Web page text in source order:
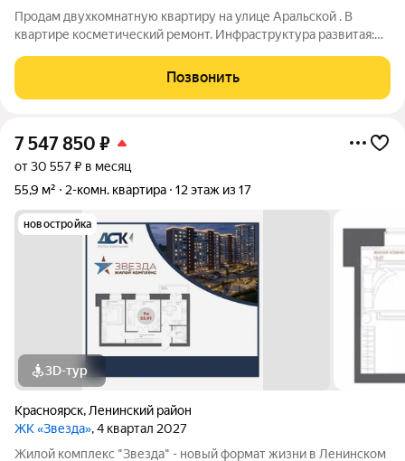
Продам двухкомнатную квартиру на улице Аральской . В
квартире косметический ремонт. Инфраструктура развитая:
транспортные остановки, в доме магазин
«Батон».,супермаркеты: Светафор, Магнит ,
Позвонить
7 547 850 ₽
от 30 557 ₽ в месяц
55,9 м²
2-комн. квартира 12 этаж из 17
новостройка
3D-тур
Красноярск, Ленинский район
ЖК «Звезда», 4 квартал 2027
Жилой комплекс "Звезда" - новый формат жизни в Ленинском